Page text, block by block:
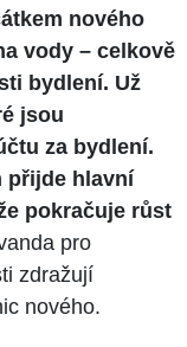
nového
vody – celkově
bydlení. Už
jsou
za bydlení.
přijde hlavní
pokračuje růst
pro
zdražují
nového.